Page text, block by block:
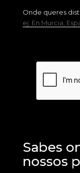
Onde queres
ej. En Murcia,
Sabes
nossos